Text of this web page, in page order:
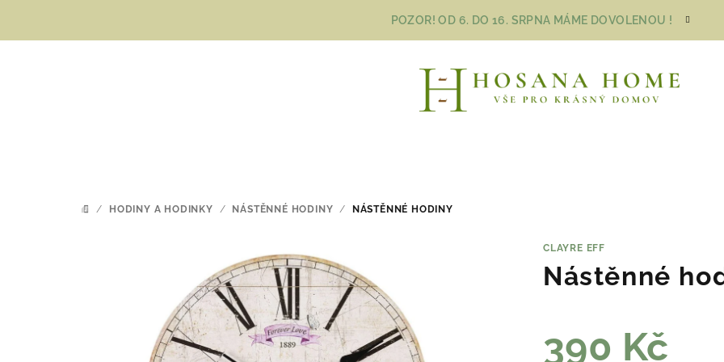
POZOR! OD 6. DO 16. SRPNA MÁME DOVOLENOU !
DOMŮ
/ HODINY A HODINKY / NÁSTĚNNÉ HODINY / NÁSTĚNNÉ HODINY
CLAYRE EFF
Nástěnné
390 Kč